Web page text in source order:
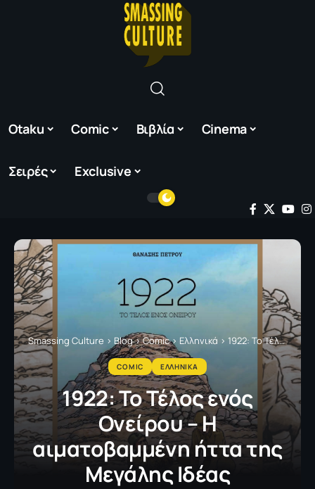
Otaku Comic Βιβλία Cinema
Σειρές Exclusive
Smassing Culture > Blog>Comic> Ελληνικά > 1922: Το Τέλος ενός Ονείρου – Η αιματοβαμμένη ήττα της Μεγάλης Ιδέας
COMIC ΕΛΛΗΝΙΚΑ
1922: Το Τέλος ενός
Ονείρου – Η
αιματοβαμμένη ήττα της
Μεγάλης Ιδέας